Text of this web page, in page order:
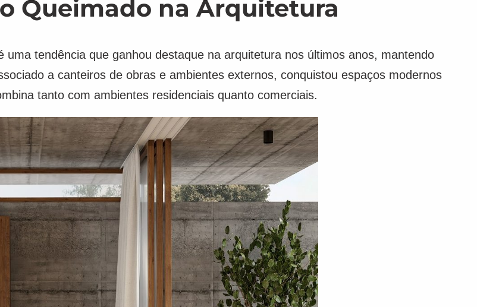
Queimado na Arquitetura
tendência que ganhou destaque na arquitetura nos últimos anos, mantendo
a canteiros de obras e ambientes externos, conquistou espaços modernos
tanto com ambientes residenciais quanto comerciais.